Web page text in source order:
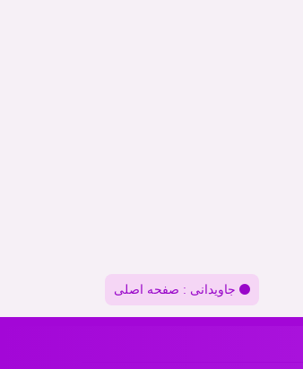
جاویدانی : صفحه اصلی